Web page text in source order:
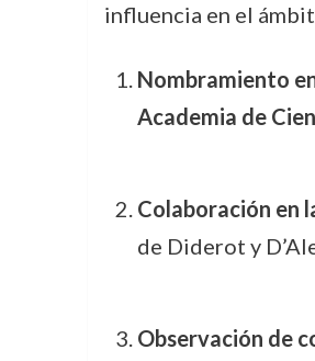
influencia en el
Nombramiento
Academia de
Colaboración en
de Diderot y
Observación de